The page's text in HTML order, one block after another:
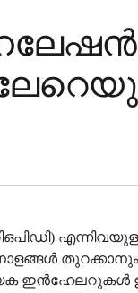
തുറക്കാനും
ഇൻഹേലറുകൾ